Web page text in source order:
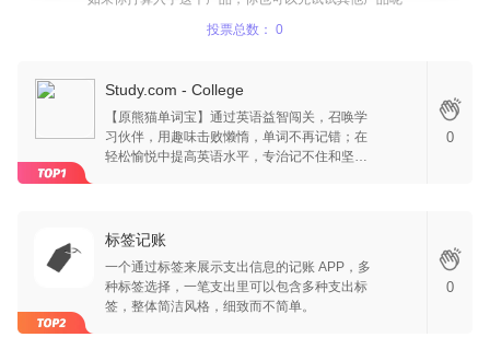
投票总数： 0
Study.com - College
【原熊猫单词宝】通过英语益智闯关，召唤学
习伙伴，用趣味击败懒惰，单词不再记错；在
轻松愉悦中提高英语水平，专治记不住和坚持
0
标签记账
一个通过标签来展示支出信息的记账 APP，多
种标签选择，一笔支出里可以包含多种支出标
签，整体简洁风格，细致而不简单。
0